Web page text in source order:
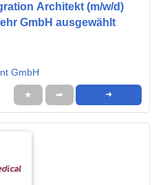
Architekt (m/w/d)
GmbH ausgewählt
GmbH
★ ➦ ➜